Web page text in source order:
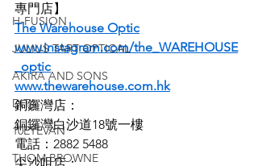
H-FUSION
JULIUS TART OPTICAL
AKIRA AND SONS
DITA
10EYEVAN
THOM BROWNE
專門店】
The Warehouse Optic
www.instagram.com/the_WAREHOUSE
_optic
www.thewarehouse.com.hk
銅鑼灣店：
銅鑼灣白沙道18號一樓
電話：2882 5488